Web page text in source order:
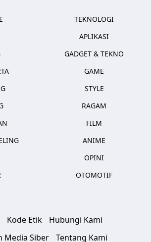
TEKNOLOGI
APLIKASI
GADGET & TEKNO
GAME
STYLE
RAGAM
FILM
ANIME
OPINI
OTOMOTIF
Kode Etik
Hubungi Kami
Media Siber
Tentang Kami